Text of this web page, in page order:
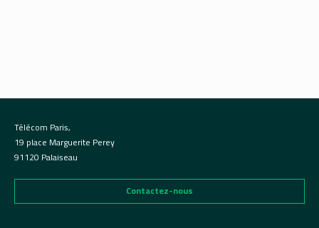
Télécom Paris,
19 place Marguerite Perey
91120 Palaiseau
Contactez-nous